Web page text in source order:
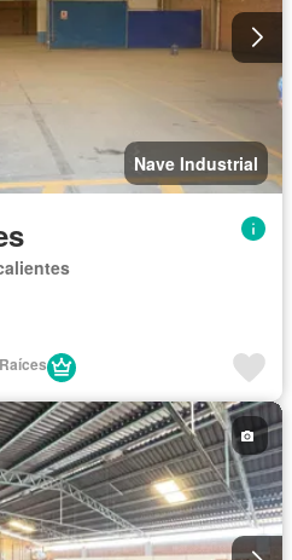
Nave Industrial